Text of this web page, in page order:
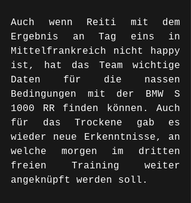
Auch wenn Reiti mit dem
Ergebnis an Tag eins in
Mittelfrankreich nicht happy
ist, hat das Team wichtige
Daten für die nassen
Bedingungen mit der BMW S
1000 RR finden können. Auch
für das Trockene gab es
wieder neue Erkenntnisse, an
welche morgen im dritten
freien Training weiter
angeknüpft werden soll.